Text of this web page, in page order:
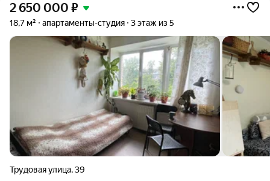
2 650 000 ₽
18,7 м² апартаменты-студия 3 этаж из 5
Трудовая улица,39